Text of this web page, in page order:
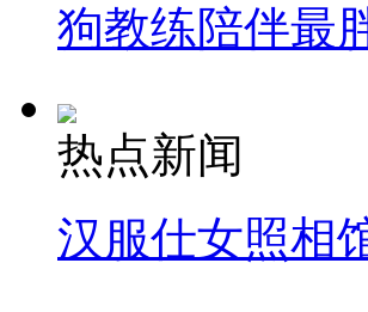
狗教练陪伴最
热点新闻
汉服仕女照相